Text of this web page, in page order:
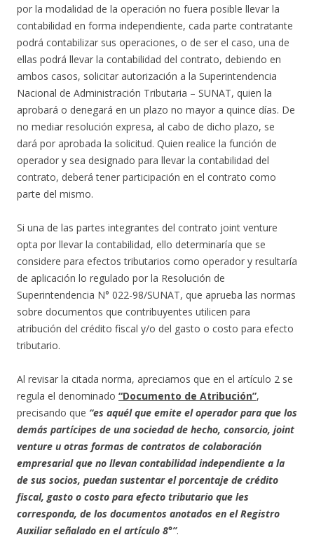
por la modalidad de la operación no fuera posible llevar la
contabilidad en forma independiente, cada parte contratante
podrá contabilizar sus operaciones, o de ser el caso, una de
ellas podrá llevar la contabilidad del contrato, debiendo en
ambos casos, solicitar autorización a la Superintendencia
Nacional de Administración Tributaria – SUNAT, quien la
aprobará o denegará en un plazo no mayor a quince días. De
no mediar resolución expresa, al cabo de dicho plazo, se
dará por aprobada la solicitud. Quien realice la función de
operador y sea designado para llevar la contabilidad del
contrato, deberá tener participación en el contrato como
parte del mismo.
Si una de las partes integrantes del contrato joint venture
opta por llevar la contabilidad, ello determinaría que se
considere para efectos tributarios como operador y resultaría
de aplicación lo regulado por la Resolución de
Superintendencia N° 022-98/SUNAT, que aprueba las normas
sobre documentos que contribuyentes utilicen para
atribución del crédito fiscal y/o del gasto o costo para efecto
tributario.
Al revisar la citada norma, apreciamos que en el artículo 2 se
regula el denominado “Documento de Atribución”,
precisando que “es aquél que emite el operador para que los
demás partícipes de una sociedad de hecho, consorcio, joint
venture u otras formas de contratos de colaboración
empresarial que no llevan contabilidad independiente a la
de sus socios, puedan sustentar el porcentaje de crédito
fiscal, gasto o costo para efecto tributario que les
corresponda, de los documentos anotados en el Registro
Auxiliar señalado en el artículo 8°”.